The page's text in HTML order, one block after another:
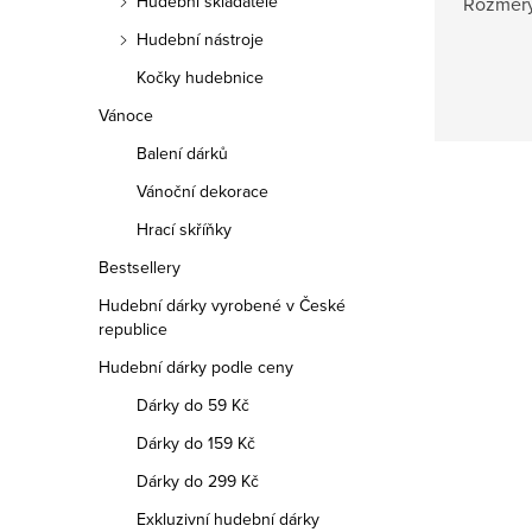
Hudební nástroje
Kočky hudebnice
Vánoce
Balení dárků
Vánoční dekorace
Hrací skříňky
Bestsellery
Hudební dárky vyrobené v České
republice
Hudební dárky podle ceny
Dárky do 59 Kč
Dárky do 159 Kč
Dárky do 299 Kč
Exkluzivní hudební dárky